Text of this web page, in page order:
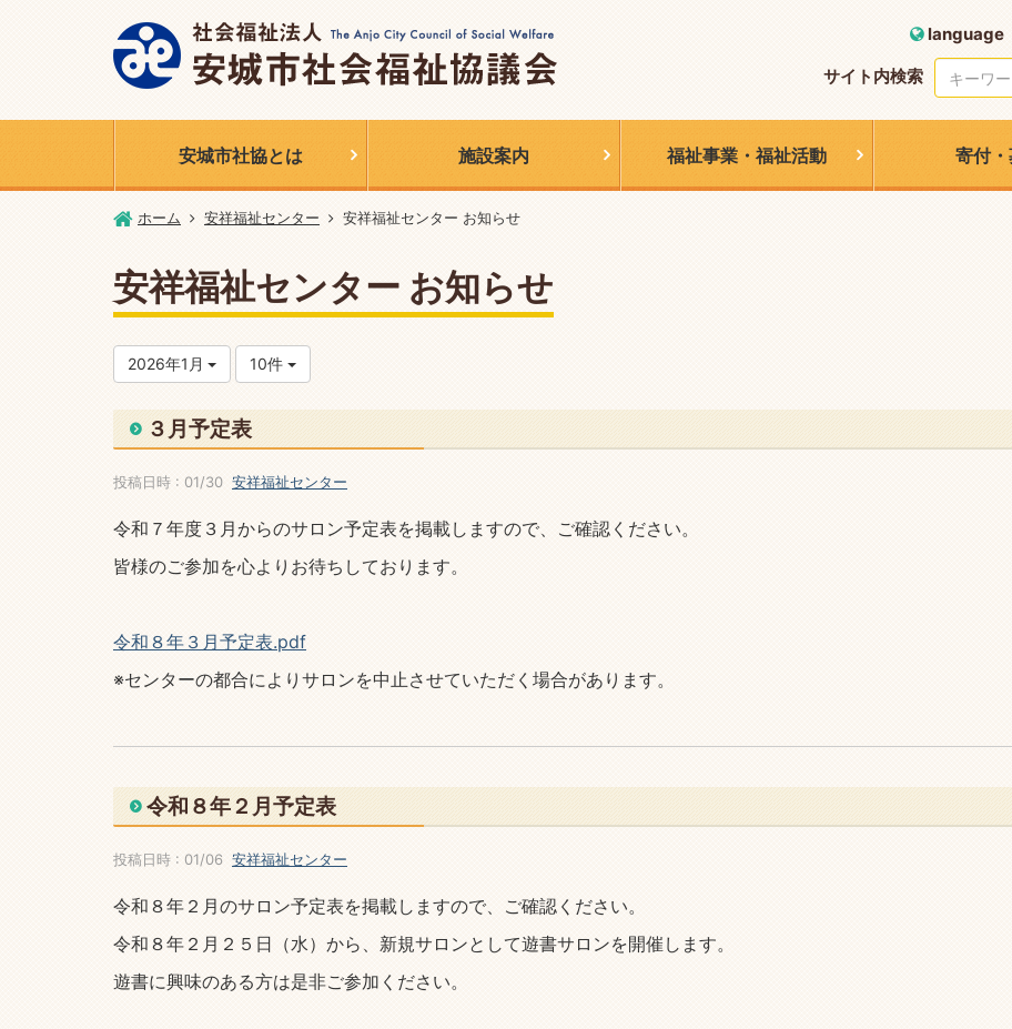
language
サイト内検索
安城市社協とは 施設案内 福祉事業・福祉活動 寄付
ホーム 安祥福祉センター 安祥福祉センター お知らせ
安祥福祉センター お知らせ
2026年1月 10件
３月予定表
投稿日時 : 01/30 安祥福祉センター
令和７年度３月からのサロン予定表を掲載しますので、ご確認ください。
皆様のご参加を心よりお待ちしております。
令和８年３月予定表.pdf
※センターの都合によりサロンを中止させていただく場合があります。
令和８年２月予定表
投稿日時 : 01/06 安祥福祉センター
令和８年２月のサロン予定表を掲載しますので、ご確認ください。
令和８年２月２５日（水）から、新規サロンとして遊書サロンを開催します。
遊書に興味のある方は是非ご参加ください。